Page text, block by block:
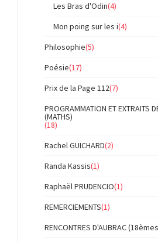
Les Bras d'Odin(4)
Mon poing sur les i(4)
Philosophie(5)
Poésie(17)
Prix de la Page 112(7)
PROGRAMMATION ET EXTRAITS
(MATHS)
(18)
Rachel GUICHARD(2)
Randa Kassis(1)
Raphaël PRUDENCIO(1)
REMERCIEMENTS(1)
RENCONTRES D'AUBRAC